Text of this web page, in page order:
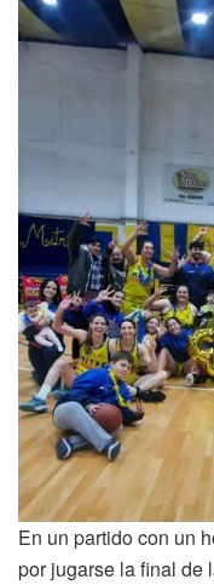
En un partido con un
por jugarse la final de